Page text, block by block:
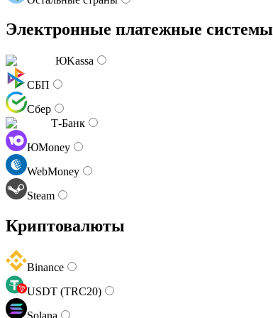
Электронные платежные системы
ЮKassa
СБП
Сбер
Т-Банк
ЮMoney
WebMoney
Steam
Криптовалюты
Binance
USDT (TRC20)